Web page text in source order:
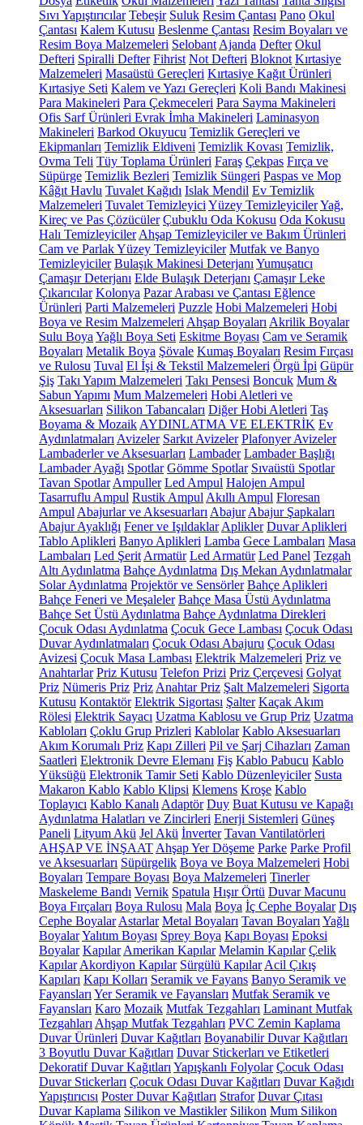
Sıvı Yapıştırıcılar Tebeşir Suluk Resim Çantası Pano Okul
Çantası Kalem Kutusu Beslenme Çantası Resim Boyaları ve
Resim Boya Malzemeleri Selobant Ajanda Defter Okul
Defteri Spiralli Defter Fihrist Not Defteri Bloknot Kırtasiye
Malzemeleri Masaüstü Gereçleri Kırtasiye Kağıt Ürünleri
Kırtasiye Seti Kalem ve Yazı Gereçleri Koli Bandı Makinesi
Para Makineleri Para Çekmeceleri Para Sayma Makineleri
Ofis Sarf Ürünleri Evrak İmha Makineleri Laminasyon
Makineleri Barkod Okuyucu Temizlik Gereçleri ve
Ekipmanları Temizlik Eldiveni Temizlik Kovası Temizlik,
Ovma Teli Tüy Toplama Ürünleri Faraş Çekpas Fırça ve
Süpürge Temizlik Bezleri Temizlik Süngeri Paspas ve Mop
Kâğıt Havlu Tuvalet Kağıdı Islak Mendil Ev Temizlik
Malzemeleri Tuvalet Temizleyici Yüzey TemizleyicilerYağ,
Kireç ve Pas Çözücüler Çubuklu Oda Kokusu Oda Kokusu
Halı Temizleyiciler Ahşap Temizleyiciler ve Bakım Ürünleri
Cam ve Parlak Yüzey Temizleyiciler Mutfak ve Banyo
Temizleyiciler Bulaşık Makinesi Deterjanı Yumuşatıcı
Çamaşır Deterjanı Elde Bulaşık Deterjanı Çamaşır Leke
Çıkarıcılar Kolonya Pazar Arabası ve Çantası Eğlence
Ürünleri Parti Malzemeleri Puzzle Hobi Malzemeleri Hobi
Boya ve Resim Malzemeleri Ahşap Boyaları Akrilik Boyalar
Sulu Boya Yağlı Boya Seti Eskitme Boyası Cam ve Seramik
Boyaları Metalik Boya Şövale Kumaş Boyaları Resim Fırçası
ve Rulosu Tuval El İşi & Tekstil Malzemeleri Örgü İpi Güpür
Şiş Takı Yapım Malzemeleri Takı Pensesi Boncuk Mum &
Sabun Yapımı Mum Malzemeleri Hobi Aletleri ve
Aksesuarları Silikon Tabancaları Diğer Hobi Aletleri Taş
Boyama & Mozaik AYDINLATMA VE ELEKTRİK Ev
Aydınlatmaları Avizeler Sarkıt Avizeler Plafonyer Avizeler
Lambaderler ve Aksesuarları Lambader Lambader Başlığı
Lambader Ayağı Spotlar Gömme Spotlar Sıvaüstü Spotlar
Tavan Spotlar Ampuller Led Ampul Halojen Ampul
Tasarruflu Ampul Rustik Ampul Akıllı Ampul Floresan
Ampul Abajurlar ve Aksesuarları Abajur Abajur Şapkaları
Abajur Ayaklığı Fener ve Işıldaklar Aplikler Duvar Aplikleri
Tablo Aplikleri Banyo Aplikleri Lamba Gece Lambaları Masa
Lambaları Led Şerit Armatür Led Armatür Led Panel Tezgah
Altı Aydınlatma Bahçe Aydınlatma Dış Mekan Aydınlatmalar
Solar Aydınlatma Projektör ve Sensörler Bahçe Aplikleri
Bahçe Feneri ve Meşaleler Bahçe Masa Üstü Aydınlatma
Bahçe Set Üstü Aydınlatma Bahçe Aydınlatma Direkleri
Çocuk Odası Aydınlatma Çocuk Gece Lambası Çocuk Odası
Duvar Aydınlatmaları Çocuk Odası Abajuru Çocuk Odası
Avizesi Çocuk Masa Lambası Elektrik Malzemeleri Priz ve
Anahtarlar Priz Kutusu Telefon Prizi Priz Çerçevesi Golyat
Priz Nümeris Priz Priz Anahtar Priz Şalt Malzemeleri Sigorta
Kutusu Kontaktör Elektrik Sigortası Şalter Kaçak Akım
Rölesi Elektrik Sayacı Uzatma Kablosu ve Grup Priz Uzatma
Kabloları Çoklu Grup Prizleri Kablolar Kablo Aksesuarları
Akım Korumalı Priz Kapı Zilleri Pil ve Şarj Cihazları Zaman
Saatleri Elektronik Devre Elemanı Fiş Kablo Pabucu Kablo
Yüksüğü Elektronik Tamir Seti Kablo Düzenleyiciler Susta
Makaron Kablo Kablo Klipsi Klemens Kroşe Kablo
Toplayıcı Kablo Kanalı Adaptör Duy Buat Kutusu ve Kapağı
Aydınlatma Halatları ve Zincirleri Enerji Sistemleri Güneş
Paneli Lityum Akü Jel Akü İnverter Tavan Vantilatörleri
AHŞAP VE İNŞAAT Ahşap Yer Döşeme Parke Parke Profil
ve Aksesuarları Süpürgelik Boya ve Boya Malzemeleri Hobi
Boyaları Tempare Boyası Boya Malzemeleri Tinerler
Maskeleme Bandı Vernik Spatula Hışır Örtü Duvar Macunu
Boya Fırçaları Boya Rulosu Mala Boya İç Cephe Boyalar Dış
Cephe Boyalar Astarlar Metal Boyaları Tavan Boyaları Yağlı
BoyalarYalıtım Boyası Sprey Boya Kapı Boyası Epoksi
Boyalar Kapılar Amerikan Kapılar Melamin Kapılar Çelik
Kapılar Akordiyon Kapılar Sürgülü Kapılar Acil Çıkış
Kapıları Kapı Kolları Seramik ve Fayans Banyo Seramik ve
Fayansları Yer Seramik ve Fayansları Mutfak Seramik ve
Fayansları Karo Mozaik Mutfak Tezgahları Laminant Mutfak
Tezgahları Ahşap Mutfak Tezgahları PVC Zemin Kaplama
Duvar Ürünleri Duvar Kağıtları Boyanabilir Duvar Kağıtları
3 Boyutlu Duvar Kağıtları Duvar Stickerları ve Etiketleri
Dekoratif Duvar Kağıtları Yapışkanlı Folyolar Çocuk Odası
Duvar Stickerları Çocuk Odası Duvar Kağıtları Duvar Kağıdı
Yapıştırıcısı Poster Duvar Kağıtları Strafor Duvar Çıtası
Duvar Kaplama Silikon ve Mastikler Silikon Mum Silikon